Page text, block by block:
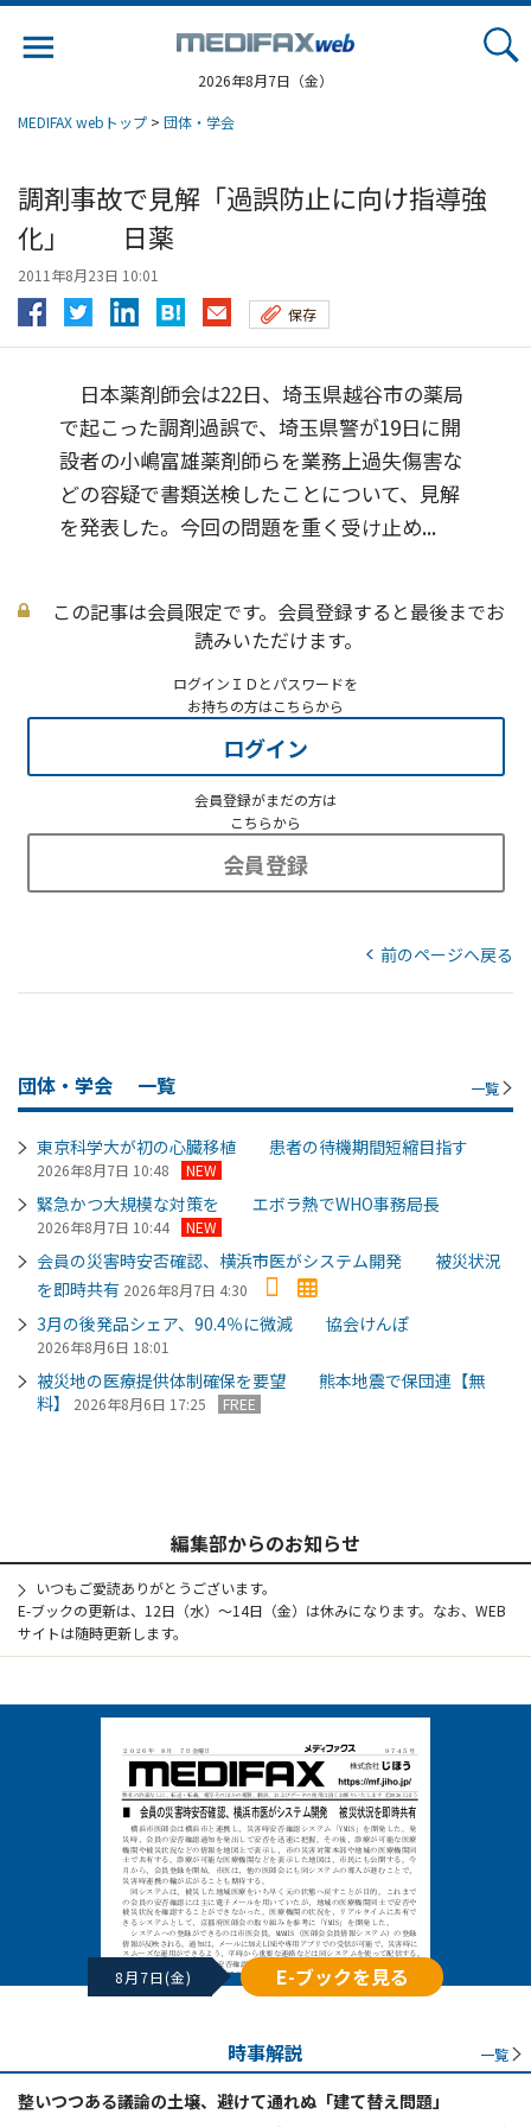
2026年8月7日（金）
MEDIFAX webトップ > 団体・学会
調剤事故で見解「過誤防止に向け指導強
化」 日薬
2011年8月23日 10:01
保存
日本薬剤師会は22日、埼玉県越谷市の薬局
で起こった調剤過誤で、埼玉県警が19日に開
設者の小嶋富雄薬剤師らを業務上過失傷害な
どの容疑で書類送検したことについて、見解
を発表した。今回の問題を重く受け止め...
この記事は会員限定です。会員登録すると最後までお
読みいただけます。
ログインＩＤとパスワードを
お持ちの方はこちらから
ログイン
会員登録がまだの方は
こちらから
会員登録
前のページへ戻る
団体・学会 一覧 一覧
東京科学大が初の心臓移植 患者の待機期間短縮目指す
2026年8月7日 10:48 NEW
緊急かつ大規模な対策を エボラ熱でWHO事務局長
2026年8月7日 10:44 NEW
会員の災害時安否確認、横浜市医がシステム開発 被災状況
を即時共有 2026年8月7日 4:30
3月の後発品シェア、90.4％に微減 協会けんぽ
2026年8月6日 18:01
被災地の医療提供体制確保を要望 熊本地震で保団連【無
料】
2026年8月6日 17:25 FREE
編集部からのお知らせ
いつもご愛読ありがとうございます。
E-ブックの更新は、12日（水）～14日（金）は休みになります。なお、WEB
サイトは随時更新します。
8月7日(金) E-ブックを見る
時事解説 一覧
整いつつある議論の土壌、避けて通れぬ「建て替え問題」